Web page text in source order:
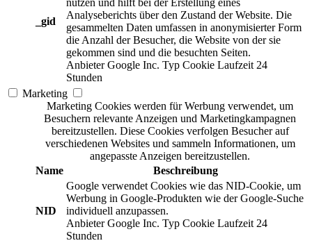
_gid
nutzen und hilft bei der Erstellung eines
Analyseberichts über den Zustand der Website. Die
gesammelten Daten umfassen in anonymisierter Form
die Anzahl der Besucher, die Website von der sie
gekommen sind und die besuchten Seiten.
Anbieter Google Inc. Typ Cookie Laufzeit 24
Stunden
Marketing
Marketing Cookies werden für Werbung verwendet, um
Besuchern relevante Anzeigen und Marketingkampagnen
bereitzustellen. Diese Cookies verfolgen Besucher auf
verschiedenen Websites und sammeln Informationen, um
angepasste Anzeigen bereitzustellen.
Name
Beschreibung
NID
Google verwendet Cookies wie das NID-Cookie, um
Werbung in Google-Produkten wie der Google-Suche
individuell anzupassen.
Anbieter Google Inc. Typ Cookie Laufzeit 24
Stunden